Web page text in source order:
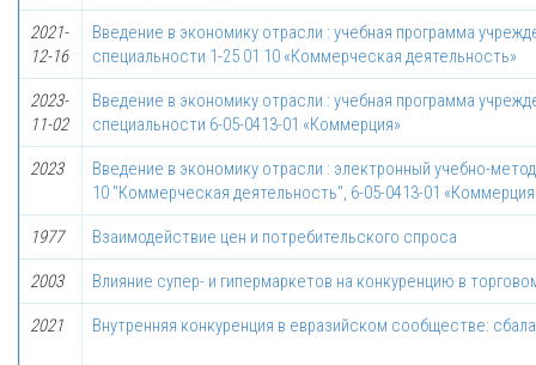
2021-
12-16
Введение в экономику отрасли : учебная программа
специальности 1-25 01 10 «Коммерческая деятельность»
2023-
11-02
Введение в экономику отрасли : учебная программа
специальности 6-05-0413-01 «Коммерция»
2023
Введение в экономику отрасли : электронный учебно-
10 "Коммерческая деятельность", 6-05-0413-01
1977 Взаимодействие цен и потребительского спроса
2003 Влияние супер- и гипермаркетов на конкуренцию в
2021 Внутренняя конкуренция в евразийском сообществе: